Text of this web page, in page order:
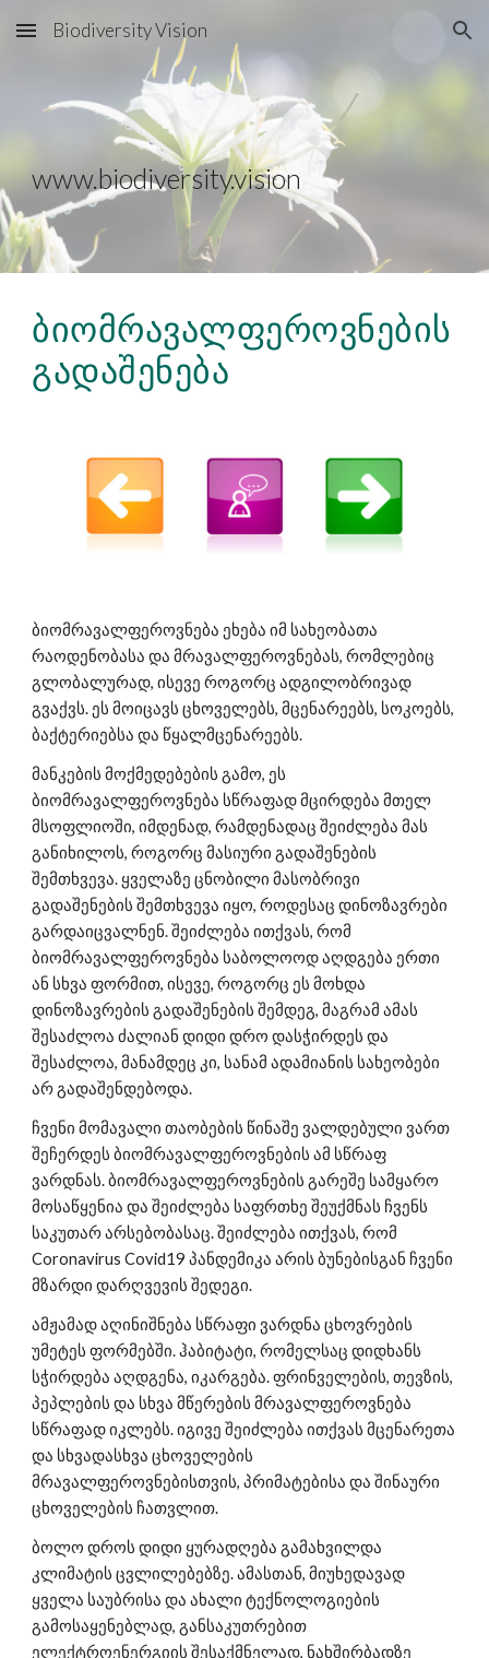
Skip to main content Skip to navigation
Biodiversity Vision
www.biodiversity.vision
ბიომრავალფეროვნების
გადაშენება
ბიომრავალფეროვნება ეხება იმ სახეობათა
რაოდენობასა და მრავალფეროვნებას, რომლებიც
გლობალურად, ისევე როგორც ადგილობრივად
გვაქვს. ეს მოიცავს ცხოველებს, მცენარეებს, სოკოებს,
ბაქტერიებსა და წყალმცენარეებს.
მანკების მოქმედებების გამო, ეს
ბიომრავალფეროვნება სწრაფად მცირდება მთელ
მსოფლიოში, იმდენად, რამდენადაც შეიძლება მას
განიხილოს, როგორც მასიური გადაშენების
შემთხვევა. ყველაზე ცნობილი მასობრივი
გადაშენების შემთხვევა იყო, როდესაც დინოზავრები
გარდაიცვალნენ. შეიძლება ითქვას, რომ
ბიომრავალფეროვნება საბოლოოდ აღდგება ერთი
ან სხვა ფორმით, ისევე, როგორც ეს მოხდა
დინოზავრების გადაშენების შემდეგ, მაგრამ ამას
შესაძლოა ძალიან დიდი დრო დასჭირდეს და
შესაძლოა, მანამდეც კი, სანამ ადამიანის სახეობები
არ გადაშენდებოდა.
ჩვენი მომავალი თაობების წინაშე ვალდებული ვართ
შეჩერდეს ბიომრავალფეროვნების ამ სწრაფ
ვარდნას. ბიომრავალფეროვნების გარეშე სამყარო
მოსაწყენია და შეიძლება საფრთხე შეუქმნას ჩვენს
საკუთარ არსებობასაც. შეიძლება ითქვას, რომ
Coronavirus Covid19 პანდემიკა არის ბუნებისგან ჩვენი
მზარდი დარღვევის შედეგი.
ამჟამად აღინიშნება სწრაფი ვარდნა ცხოვრების
უმეტეს ფორმებში. ჰაბიტატი, რომელსაც დიდხანს
სჭირდება აღდგენა, იკარგება. ფრინველების, თევზის,
პეპლების და სხვა მწერების მრავალფეროვნება
სწრაფად იკლებს. იგივე შეიძლება ითქვას მცენარეთა
და სხვადასხვა ცხოველების
მრავალფეროვნებისთვის, პრიმატებისა და შინაური
ცხოველების ჩათვლით.
ბოლო დროს დიდი ყურადღება გამახვილდა
კლიმატის ცვლილებებზე. ამასთან, მიუხედავად
ყველა საუბრისა და ახალი ტექნოლოგიების
გამოსაყენებლად, განსაკუთრებით
ელექტროენერგიის შესაქმნელად, ნახშირბადზე